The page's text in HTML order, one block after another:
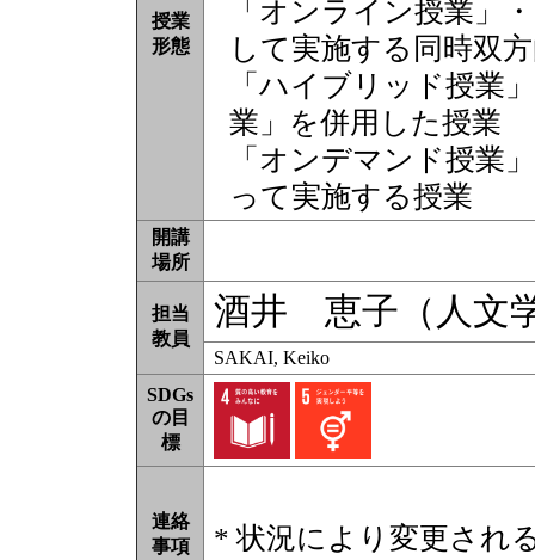
授業
形態
「オンライン授業」
して実施する同時双
「ハイブリッド授業
業」を併用した授業
「オンデマンド授業
って実施する授業
開講
場所
担当
教員
酒井 恵子（人文
SAKAI, Keiko
SDGs
の目
標
連絡
事項
* 状況により変更され